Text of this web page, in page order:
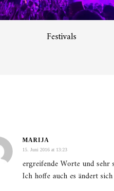
Festivals
MARIJA
15. Juni 2016 at 13:23
ergreifende Worte und sehr
Ich hoffe auch es ändert